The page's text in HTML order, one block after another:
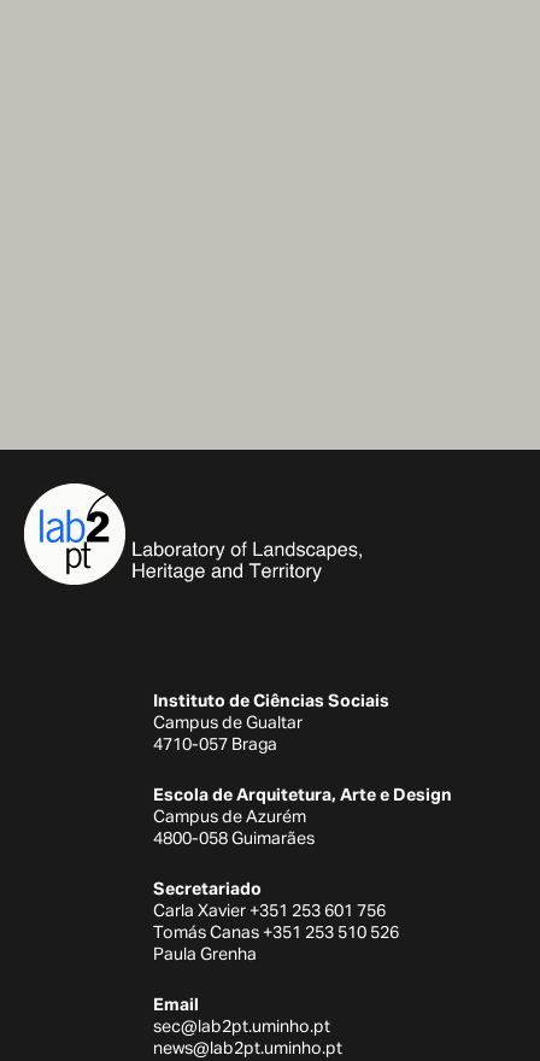
Instituto de Ciências Sociais
Campus de Gualtar
4710-057 Braga
Escola de Arquitetura, Arte e Design
Campus de Azurém
4800-058 Guimarães
Secretariado
Carla Xavier +351 253 601 756
Tomás Canas +351 253 510 526
Paula Grenha
Email
sec@lab2pt.uminho.pt
news@lab2pt.uminho.pt